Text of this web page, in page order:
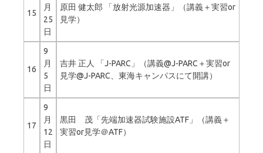
15
月
25
日
原田 健太郎 「放射光源加速器」（講義＋実習or
見学）
16
9
月
5
日
吉井 正人 「J-PARC」（講義@J-PARC＋実習or
見学@J-PARC、東海キャンパスにて開講）
17
9
月
12
日
黒田 茂「先端加速器試験施設ATF」（講義＋
実習or見学＠ATF）